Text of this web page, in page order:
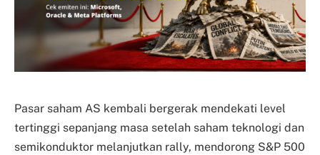
Pasar saham AS kembali bergerak mendekati level
tertinggi sepanjang masa setelah saham teknologi dan
semikonduktor melanjutkan rally, mendorong S&P 500